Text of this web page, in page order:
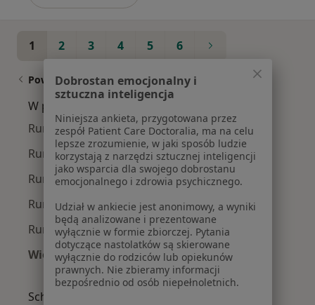
1 2 3 4 5 6
Powiązane wyszukiwania
W pobliżu Krakowa
Rumień w Liszkach
Rumień w Proszowicach
Rumień w Miechowie
Rumień w Niepołomicach
Rumień w Skalbmierzu
Więcej (1)
Więcej w kategorii: W pobliżu Krakowa
Schorzenia w Krakowie
Dobrostan emocjonalny i
sztuczna inteligencja
Niniejsza ankieta, przygotowana przez
zespół Patient Care Doctoralia, ma na celu
lepsze zrozumienie, w jaki sposób ludzie
korzystają z narzędzi sztucznej inteligencji
jako wsparcia dla swojego dobrostanu
emocjonalnego i zdrowia psychicznego.
Udział w ankiecie jest anonimowy, a wyniki
będą analizowane i prezentowane
wyłącznie w formie zbiorczej. Pytania
dotyczące nastolatków są skierowane
wyłącznie do rodziców lub opiekunów
prawnych. Nie zbieramy informacji
bezpośrednio od osób niepełnoletnich.